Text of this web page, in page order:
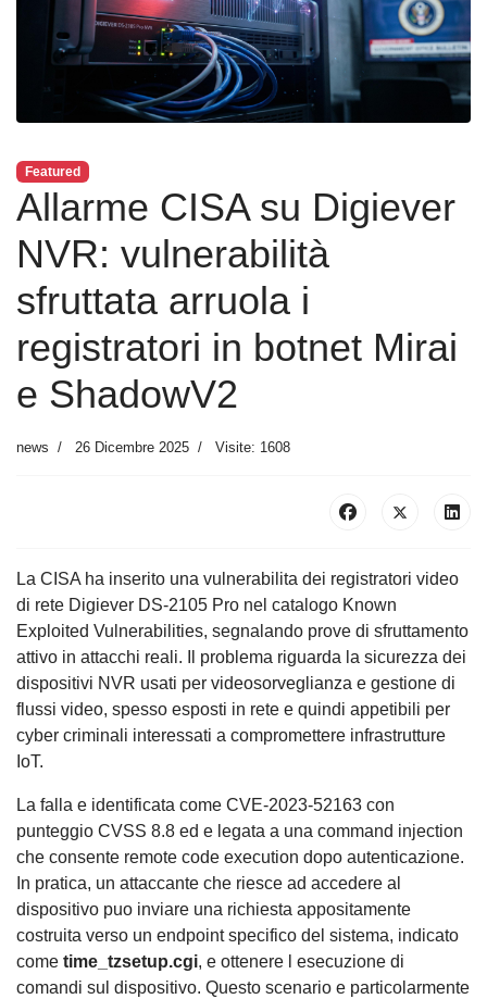
Featured
Allarme CISA su Digiever
NVR: vulnerabilità
sfruttata arruola i
registratori in botnet Mirai
e ShadowV2
news 26 Dicembre 2025 Visite: 1608
La CISA ha inserito una vulnerabilita dei registratori video
di rete Digiever DS-2105 Pro nel catalogo Known
Exploited Vulnerabilities, segnalando prove di sfruttamento
attivo in attacchi reali. Il problema riguarda la sicurezza dei
dispositivi NVR usati per videosorveglianza e gestione di
flussi video, spesso esposti in rete e quindi appetibili per
cyber criminali interessati a compromettere infrastrutture
IoT.
La falla e identificata come CVE-2023-52163 con
punteggio CVSS 8.8 ed e legata a una command injection
che consente remote code execution dopo autenticazione.
In pratica, un attaccante che riesce ad accedere al
dispositivo puo inviare una richiesta appositamente
costruita verso un endpoint specifico del sistema, indicato
come time_tzsetup.cgi, e ottenere l esecuzione di
comandi sul dispositivo. Questo scenario e particolarmente